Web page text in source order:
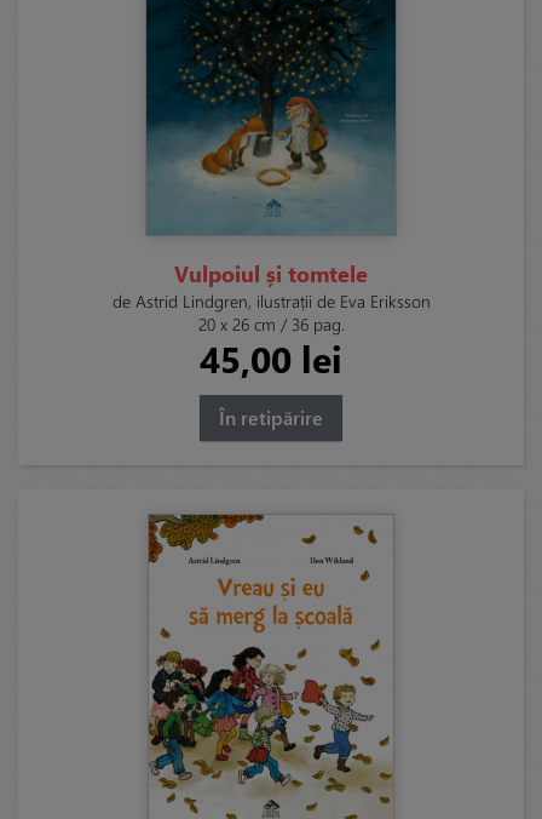
Vulpoiul și tomtele
de Astrid Lindgren, ilustrații de Eva Eriksson
20 x 26 cm / 36 pag.
45,00 lei
În retipărire